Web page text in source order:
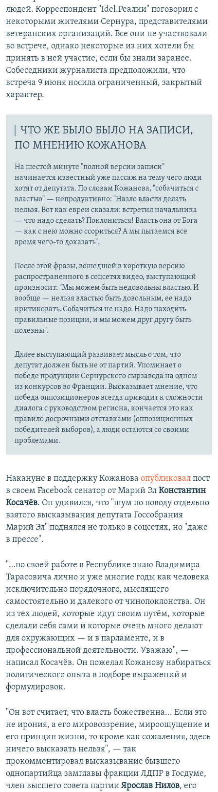
людей. Корреспондент "Idel.Реалии" поговорил с
некоторыми жителями Сернура, представителями
ветеранских организаций. Все они не участвовали
во встрече, однако некоторые из них хотели бы
принять в ней участие, если бы знали заранее.
Собеседники журналиста предположили, что
встреча 9 июня носила ограниченный, закрытый
характер.
ЧТО ЖЕ БЫЛО БЫЛО НА ЗАПИСИ,
ПО МНЕНИЮ КОЖАНОВА
На шестой минуте "полной версии записи"
начинается известный уже пассаж на тему чего люди
хотят от депутата. По словам Кожанова, "собачиться с
властью" — непродуктивно: "Назло власти делать
нельзя. Вот как евреи сказали: встретил начальника
— что надо сделать? Поклониться! Власть она от Бога
— как с нею можно ссориться? А мы пытаемся все
время чего-то доказать".
После этой фразы, вошедшей в короткую версию
распространенного в соцсетях видео, выступающий
произносит: "Мы можем быть недовольны властью. И
вообще — нельзя властью быть довольным, ее надо
критиковать. Собачиться не надо. Надо находить
правильные позиции, и мы можем друг другу быть
полезны".
Далее выступающий развивает мысль о том, что
депутат должен быть не от партий. Упоминает о
победе продукции Сернурского сырзавода на одном
из конкурсов во Франции. Высказывает мнение, что
победа оппозиционеров всегда приводит к сложности
диалога с руководством региона, кончается это как
правило досрочными отставками (оппозиционных
победителей выборов), а люди остаются со своими
проблемами.
Накануне в поддержку Кожанова опубликовал пост
в своем Facebook сенатор от Марий Эл Константин
Косачёв. Он удивился, что "шум по поводу отдельно
взятого высказывания депутата Госсобрания
Марий Эл" поднялся не только в соцсетях, но "даже
в прессе".
"…по своей работе в Республике знаю Владимира
Тарасовича лично и уже многие годы как человека
исключительно порядочного, мыслящего
самостоятельно и далекого от чинопоклонства. Он
из тех людей, которые идут своим путём, которые
сделали себя сами и которые очень много делают
для окружающих — и в парламенте, и в
профессиональной деятельности. Уважаю", —
написал Косачёв. Он пожелал Кожанову набираться
политического опыта в подборе выражений и
формулировок.
"Он вот считает, что власть божественна... Если это
не ирония, а его мировоззрение, мироощущение и
его принцип жизни, то кроме как сожаления, здесь
ничего высказать нельзя", — так
прокомментировал высказывание бывшего
однопартийца замглавы фракции ЛДПР в Госдуме,
член высшего совета партии Ярослав Нилов, его